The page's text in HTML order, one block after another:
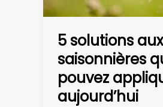
5 solutions
saisonnières
pouvez
aujourd’hui
pouvez
dès
aujourd’hui